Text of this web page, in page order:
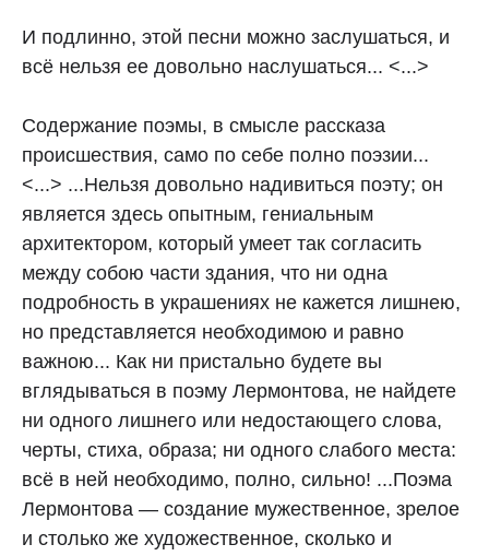
И подлинно, этой песни можно заслушаться, и
всё нельзя ее довольно наслушаться... <...>
Содержание поэмы, в смысле рассказа
происшествия, само по себе полно поэзии...
<...> ...Нельзя довольно надивиться поэту; он
является здесь опытным, гениальным
архитектором, который умеет так согласить
между собою части здания, что ни одна
подробность в украшениях не кажется лишнею,
но представляется необходимою и равно
важною... Как ни пристально будете вы
вглядываться в поэму Лермонтова, не найдете
ни одного лишнего или недостающего слова,
черты, стиха, образа; ни одного слабого места:
всё в ней необходимо, полно, сильно! ...Поэма
Лермонтова — создание мужественное, зрелое
и столько же художественное, сколько и